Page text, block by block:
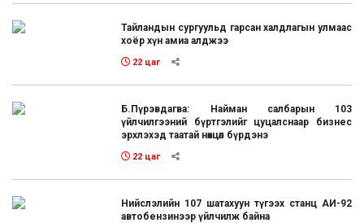
Тайландын сургуульд гарсан халдлагын улмаас
хоёр хүн амиа алджээ
22 цаг
Б.Пүрэвдагва: Найман салбарын 103
үйлчилгээний бүртгэлийг цуцалснаар бизнес
эрхлэхэд таатай нөхцөл бүрдэнэ
22 цаг
Нийслэлийн 107 шатахуун түгээх станц АИ-92
автобензинээр үйлчилж байна